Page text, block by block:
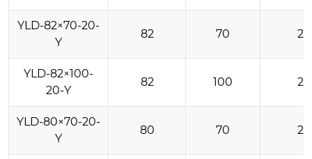
YLD-82×70-20-
Y
82 70 20
YLD-82×100-
20-Y
82 100 20
YLD-80×70-20-
Y
80 70 20